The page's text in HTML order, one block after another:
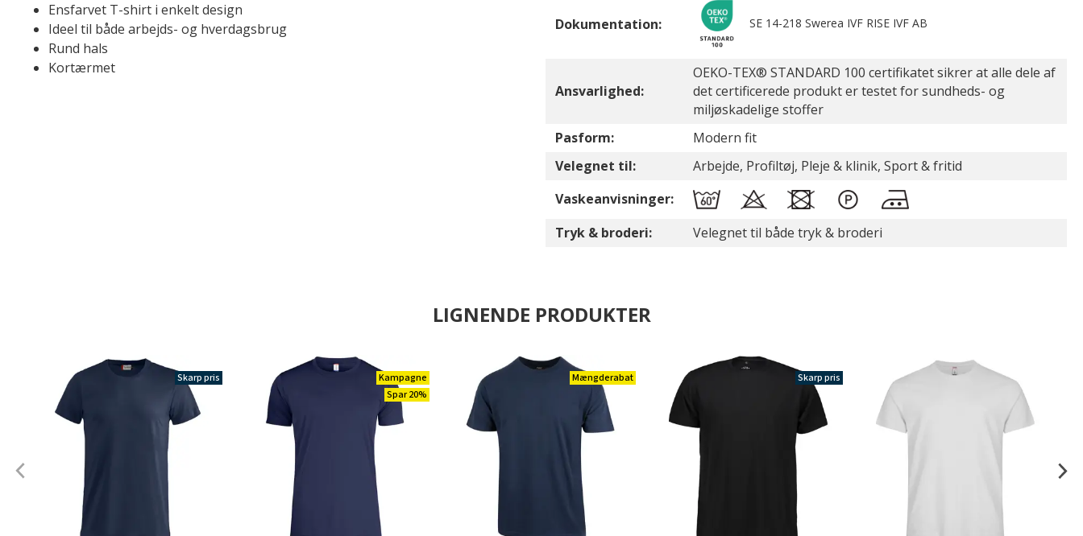
Ensfarvet T-shirt i enkelt design
Ideel til både arbejds- og hverdagsbrug
Rund hals
Kortærmet
Dokumentation: SE 14-218 Swerea IVF RISE IVF AB
Ansvarlighed:
OEKO-TEX® STANDARD 100 certifikatet sikrer at alle dele af
det certificerede produkt er testet for sundheds- og
miljøskadelige stoffer
Pasform:
Modern fit
Velegnet til:
Arbejde, Profiltøj, Pleje & klinik, Sport & fritid
Vaskeanvisninger:
Tryk & broderi:
Velegnet til både tryk & broderi
LIGNENDE PRODUKTER
Skarp pris
Kampagne
Spar 20%
Mængderabat Skarp pris